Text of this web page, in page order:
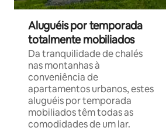
Aluguéis por temporada
totalmente mobiliados
Da tranquilidade de chalés
nas montanhas à
conveniência de
apartamentos urbanos, estes
aluguéis por temporada
mobiliados têm todas as
comodidades de um lar.